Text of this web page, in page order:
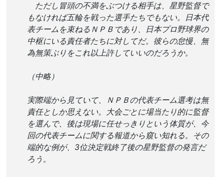
ただし冒頭の不満をぶつける相手は、星野監督で
もなければ五輪を戦った選手たちでもない。日本代
表チームを束ねるＮＰＢであり、日本プロ野球界の
中枢にいる責任者たちに対してだ。彼らの怠慢、無
為無策ぶりをこれ以上許していいのだろうか。
（中略）
実際端から見ていて、ＮＰＢの代表チーム選考は無
責任としか思えない。大会ごとに場当たり的に監督
を選んで、後は現場に任せっきりという体質が、今
回の代表チームに関する報道から窺い知れる。その
端的な例が、3位決定戦終了後の星野監督の発言だ
ろう。